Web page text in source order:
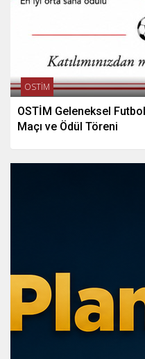
OSTİM
OSTİM Geleneksel
Maçı ve Ödül Töreni